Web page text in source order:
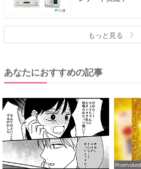
もっと見る
あなたにおすすめの記事
Promoted